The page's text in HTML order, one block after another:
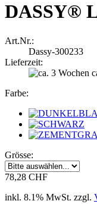
DASSY®
Art.Nr.:
Dassy-300233
Lieferzeit:
Farbe:
Grösse:
78,28 CHF
inkl. 8.1% MwSt. zzgl.